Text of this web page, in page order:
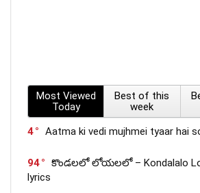
Most Viewed
Today
Best of this
week
4
Aatma ki vedi mujhmei tyaar hai
94
కొండలలో లోయలలో – Kondalalo
lyrics